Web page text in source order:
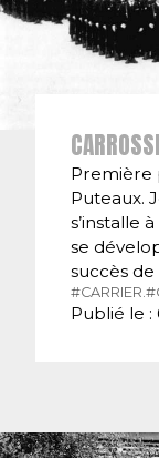
Première
Puteaux.
s’installe
se
succès
#CARRIER.
Publié le :